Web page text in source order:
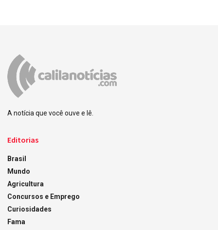
A notícia que você ouve e lê.
Editorias
Brasil
Mundo
Agricultura
Concursos e Emprego
Curiosidades
Fama